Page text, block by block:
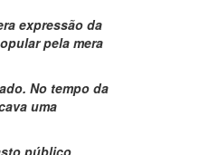
expressão da
pela mera
No tempo da
uma